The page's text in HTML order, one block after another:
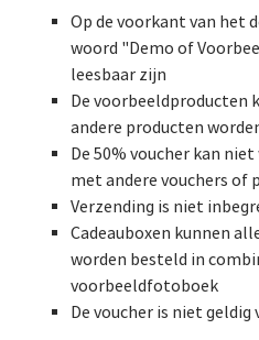
Op de voorkant van het
woord "Demo of
leesbaar zijn
De voorbeeldproducten
andere producten
De 50% voucher kan
met andere vouchers of
Verzending is niet
Cadeauboxen kunnen
worden besteld in
voorbeeldfotoboek
De voucher is niet